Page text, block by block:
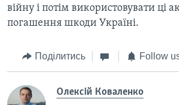
війну і потім використовувати ці
погашення шкоди Україні.
Поділитись Follow
Олексій Коваленко